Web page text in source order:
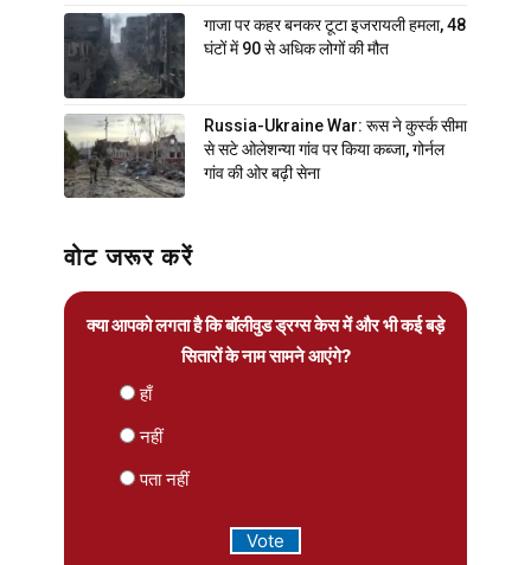
गाजा पर कहर बनकर टूटा इजरायली हमला, 48
घंटों में 90 से अधिक लोगों की मौत
Russia-Ukraine War: रूस ने कुर्स्क सीमा
से सटे ओलेशन्या गांव पर किया कब्जा, गोर्नल
गांव की ओर बढ़ी सेना
वोट जरूर करें
क्या आपको लगता है कि बॉलीवुड ड्रग्स केस में और भी कई बड़े
सितारों के नाम सामने आएंगे?
हाँ
नहीं
पता नहीं